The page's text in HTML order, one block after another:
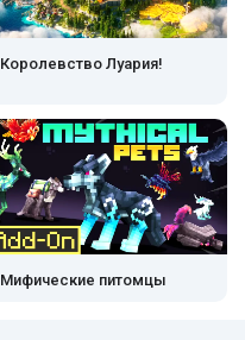
Королевство Луария!
Мифические питомцы